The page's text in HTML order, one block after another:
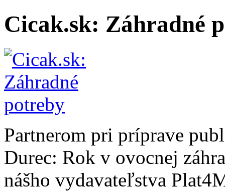
Cicak.sk: Záhradné
Partnerom pri príprave
Durec: Rok v ovocnej
nášho vydavateľstva